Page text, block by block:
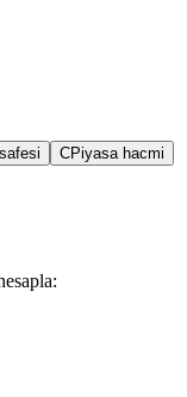
CPiyasa hacmi